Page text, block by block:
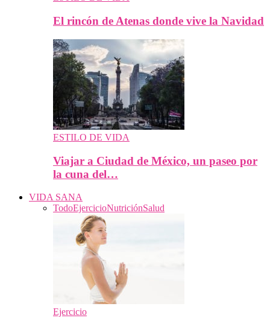
El rincón de Atenas donde vive la Navidad
ESTILO DE VIDA
Viajar a Ciudad de México, un paseo por
la cuna del…
VIDA SANA
TodoEjercicioNutriciónSalud
Ejercicio